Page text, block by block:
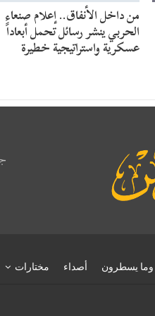
من داخل الأنفاق.. إعلام صنعاء
الحربي ينشر رسائل تحمل أبعاداً
عسكرية واستراتيجية خطيرة
وما يسطرون أصداء مختارات